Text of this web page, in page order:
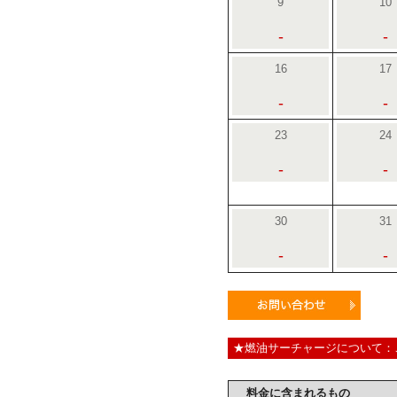
- -
16
-
17
-
23
-
24
-
30
-
31
-
★燃油サーチャージについて
料金に含まれるもの